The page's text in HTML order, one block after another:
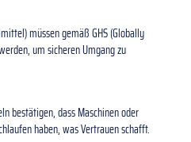
müssen gemäß GHS (Globally
um sicheren Umgang zu
bestätigen, dass Maschinen oder
haben, was Vertrauen schafft.